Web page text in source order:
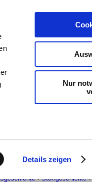
Details zeigen
Nur
und
braucht
•Stoffgeschichte •